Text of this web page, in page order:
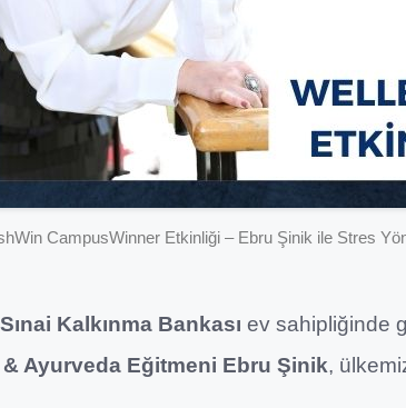
CampusWinner Etkinliği – Ebru Şinik ile Stres
Kalkınma Bankası ev sahipliğinde
& Ayurveda Eğitmeni Ebru Şinik,